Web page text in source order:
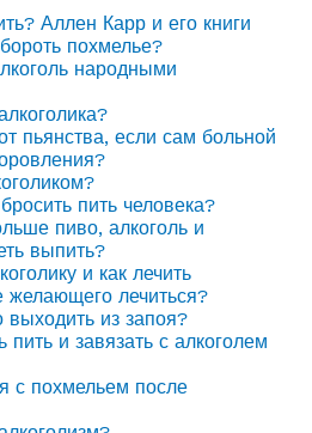
Аллен Карр и его книги
похмелье?
народными
пьянства, если сам больной
пить человека?
пиво, алкоголь и
выпить?
и как лечить
желающего лечиться?
выходить из запоя?
пить и завязать с алкоголем
с похмельем после